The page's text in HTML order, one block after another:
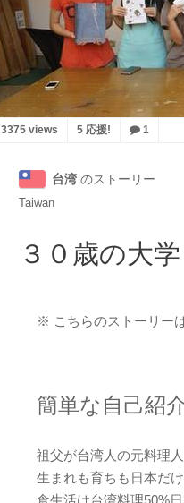
3375 views 5 応援! 1
台湾 のストーリー
Taiwan
３０歳の大
※ こちらのストーリー
簡単な自己紹
祖父が台湾人の元料理人
生まれも育ちも日本だけ